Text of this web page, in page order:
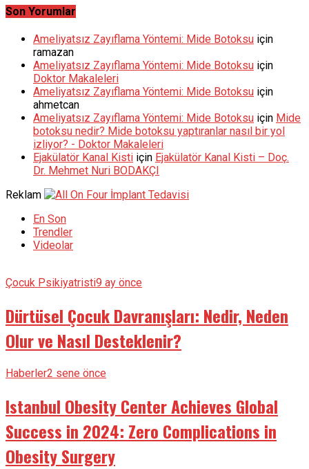
Son Yorumlar
Ameliyatsız Zayıflama Yöntemi: Mide Botoksu için
ramazan
Ameliyatsız Zayıflama Yöntemi: Mide Botoksu için
Doktor Makaleleri
Ameliyatsız Zayıflama Yöntemi: Mide Botoksu için
ahmetcan
Ameliyatsız Zayıflama Yöntemi: Mide Botoksu için Mide
botoksu nedir? Mide botoksu yaptıranlar nasıl bir yol
izliyor? - Doktor Makaleleri
Ejakülatör Kanal Kisti için Ejakülatör Kanal Kisti – Doç.
Dr. Mehmet Nuri BODAKÇI
Reklam
En Son
Trendler
Videolar
Çocuk Psikiyatristi9 ay önce
Dürtüsel Çocuk Davranışları: Nedir, Neden
Olur ve Nasıl Desteklenir?
Haberler2 sene önce
Istanbul Obesity Center Achieves Global
Success in 2024: Zero Complications in
Obesity Surgery